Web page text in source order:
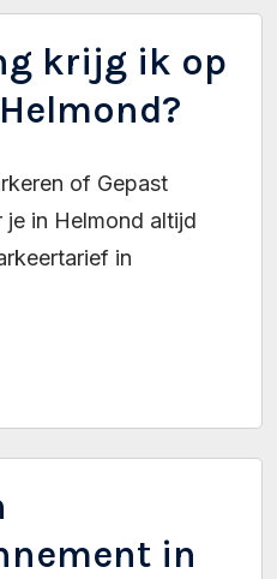
krijg ik op
of Gepast
in Helmond altijd
in
in